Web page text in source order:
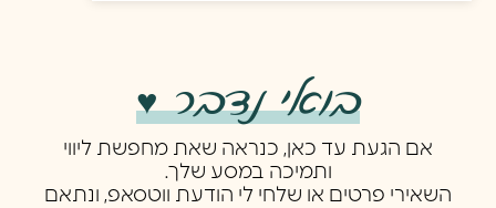
בואי נדבר♥️
אם הגעת עד כאן, כנראה שאת מחפשת ליווי
ותמיכה במסע שלך.
השאירי פרטים או שלחי לי הודעת ווטסאפ, ונתאם